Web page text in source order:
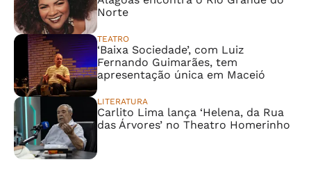
Norte
TEATRO
‘Baixa Sociedade’, com Luiz
Fernando Guimarães, tem
apresentação única em Maceió
LITERATURA
Carlito Lima lança ‘Helena, da Rua
das Árvores’ no Theatro Homerinho